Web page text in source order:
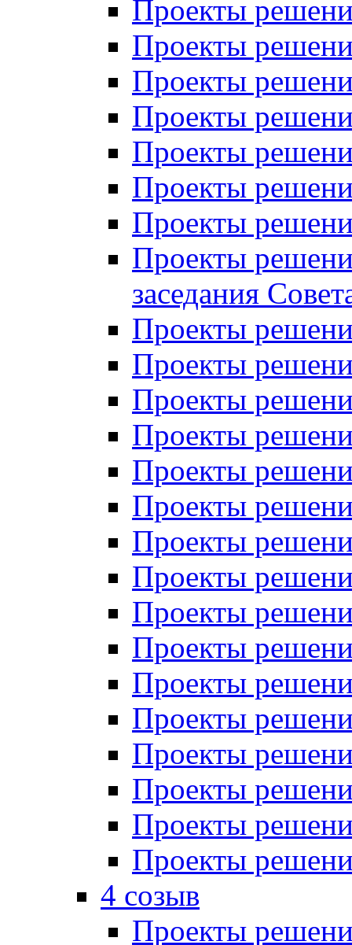
Проекты
Проекты
Проекты
Проекты
Проекты
Проекты
Проекты
Проекты
заседания
Проекты
Проекты
Проекты
Проекты
Проекты
Проекты
Проекты
Проекты
Проекты
Проекты
Проекты
Проекты
Проекты
Проекты
Проекты
Проекты
4 созыв
Проекты